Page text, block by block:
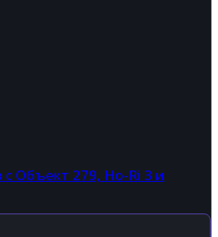
Объект 279, Ho-Ri 3 и